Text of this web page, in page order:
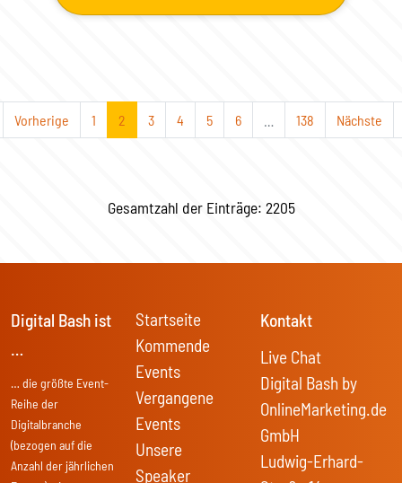
Vorherige 1 2 3 4 5 6 138 Nächste
Gesamtzahl der Einträge: 2205
Digital Bash ist
…
… die größte Event-
Reihe der
Digitalbranche
(bezogen auf die
Anzahl der jährlichen
Startseite
Kommende
Events
Vergangene
Events
Unsere
Speaker
Kontakt
Live Chat
Digital Bash by
OnlineMarketing.de
GmbH
Ludwig-Erhard-